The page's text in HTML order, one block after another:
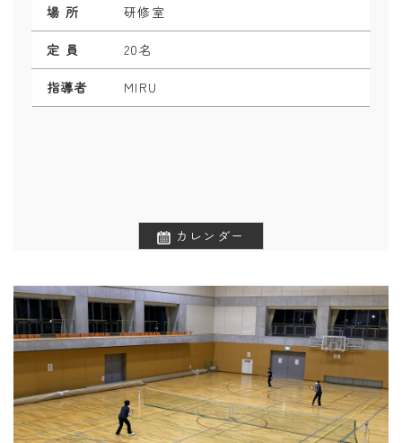
場 所 研修室
定 員 20名
指導者 MIRU
カレンダー